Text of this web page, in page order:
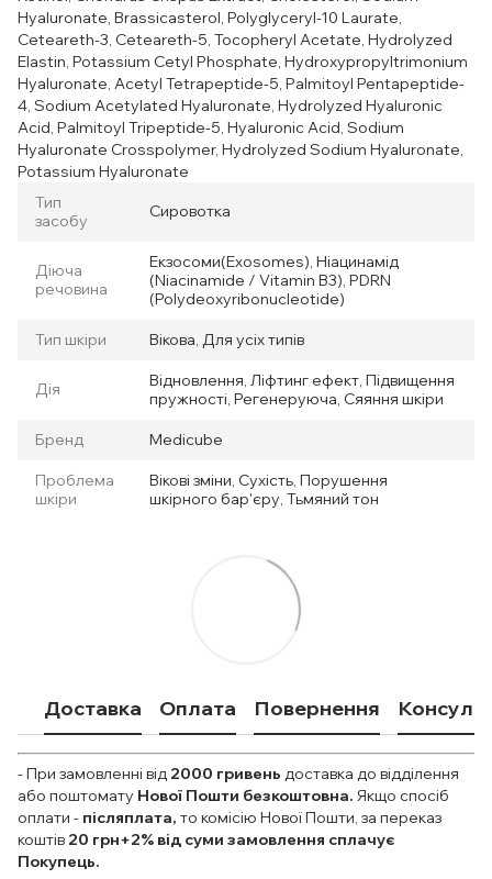
Hyaluronate, Brassicasterol, Polyglyceryl-10 Laurate,
Ceteareth-3, Ceteareth-5, Tocopheryl Acetate, Hydrolyzed
Elastin, Potassium Cetyl Phosphate, Hydroxypropyltrimonium
Hyaluronate, Acetyl Tetrapeptide-5, Palmitoyl Pentapeptide-
4, Sodium Acetylated Hyaluronate, Hydrolyzed Hyaluronic
Acid, Palmitoyl Tripeptide-5, Hyaluronic Acid, Sodium
Hyaluronate Crosspolymer, Hydrolyzed Sodium Hyaluronate,
Potassium Hyaluronate
Тип
засобу
Сировотка
Діюча
речовина
Екзосоми(Exosomes), Ніацинамід
(Niacinamide / Vitamin B3), PDRN
(Polydeoxyribonucleotide)
Тип шкіри Вікова, Для усіх типів
Дія
Відновлення, Ліфтинг ефект, Підвищення
пружності, Регенеруюча, Сяяння шкіри
Бренд Medicube
Проблема
шкіри
Вікові зміни, Сухість, Порушення
шкірного бар'єру, Тьмяний тон
Доставка Оплата Повернення
- При замовленні від 2000 гривень доставка до відділення
або поштомату Нової Пошти безкоштовна. Якщо спосіб
оплати - післяплата, то комісію Нової Пошти, за переказ
коштів 20 грн+2% від суми замовлення сплачує
Покупець.